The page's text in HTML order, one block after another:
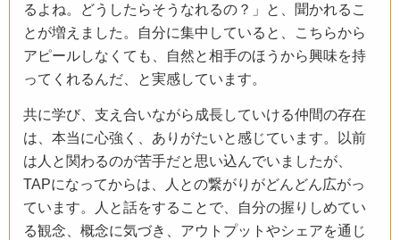
るよね。どうしたらそうなれるの？」と、聞かれるこ
とが増えました。自分に集中していると、こちらから
アピールしなくても、自然と相手のほうから興味を持
ってくれるんだ、と実感しています。
共に学び、支え合いながら成長していける仲間の存在
は、本当に心強く、ありがたいと感じています。以前
は人と関わるのが苦手だと思い込んでいましたが、
TAPになってからは、人との繋がりがどんどん広がっ
ています。人と話をすることで、自分の握りしめてい
る観念、概念に気づき、アウトプットやシェアを通じ